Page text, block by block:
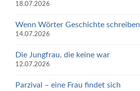
18.07.2026
Wenn Wörter Geschichte schreiben
14.07.2026
Die Jungfrau, die keine war
12.07.2026
Parzival – eine Frau findet sich